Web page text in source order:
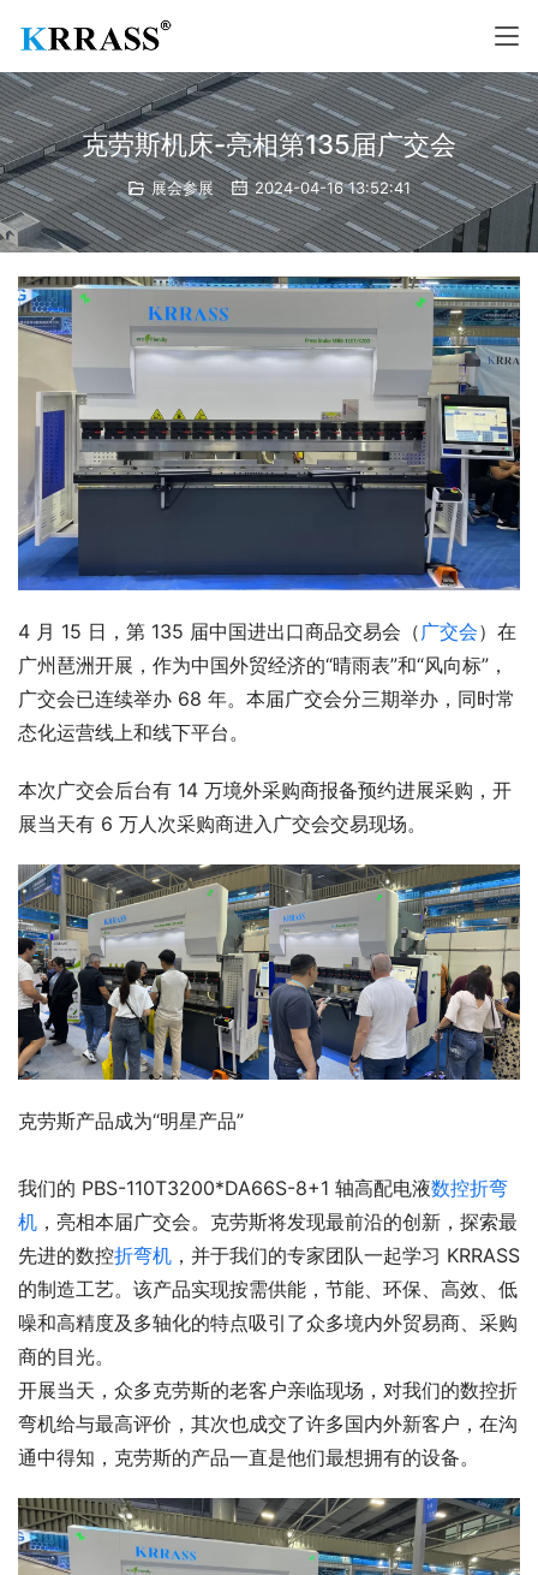
克劳斯机床-亮相第135届广交会
展会参展 2024-04-16 13:52:41
4 月 15 日，第 135 届中国进出口商品交易会（广交会）在
广州琶洲开展，作为中国外贸经济的“晴雨表”和“风向标”，
广交会已连续举办 68 年。本届广交会分三期举办，同时常
态化运营线上和线下平台。
本次广交会后台有 14 万境外采购商报备预约进展采购，开
展当天有 6 万人次采购商进入广交会交易现场。
克劳斯产品成为“明星产品”
我们的 PBS-110T3200*DA66S-8+1 轴高配电液数控折弯
机 ，亮相本届广交会。克劳斯将发现最前沿的创新，探索最
先进的数控折弯机 ，并于我们的专家团队一起学习 KRRASS
的制造工艺。该产品实现按需供能，节能、环保、高效、低
噪和高精度及多轴化的特点吸引了众多境内外贸易商、采购
商的目光。
开展当天，众多克劳斯的老客户亲临现场，对我们的数控折
弯机给与最高评价，其次也成交了许多国内外新客户，在沟
通中得知，克劳斯的产品一直是他们最想拥有的设备。